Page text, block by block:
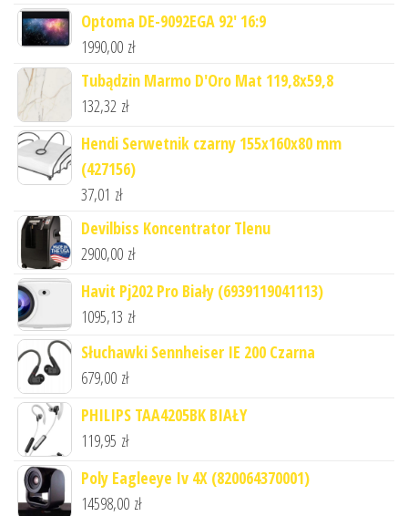
Optoma DE-9092EGA 92' 16:9
1990,00 zł
Tubądzin Marmo D'Oro Mat 119,8x59,8
132,32 zł
Hendi Serwetnik czarny 155x160x80 mm
(427156)
37,01 zł
Devilbiss Koncentrator Tlenu
2900,00 zł
Havit Pj202 Pro Biały (6939119041113)
1095,13 zł
Słuchawki Sennheiser IE 200 Czarna
679,00 zł
PHILIPS TAA4205BK BIAŁY
119,95 zł
Poly Eagleeye Iv 4X (820064370001)
14598,00 zł